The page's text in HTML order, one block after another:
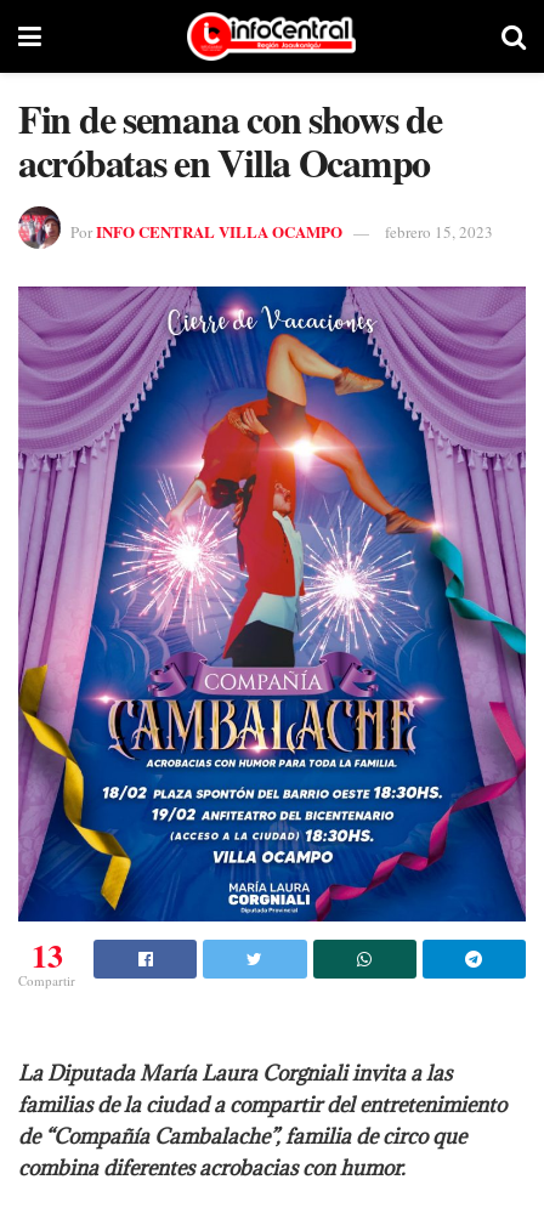
Fin de semana con shows de
acróbatas en Villa Ocampo
PorINFO CENTRAL VILLA OCAMPO febrero 15, 2023
13
Compartir
La Diputada María Laura Corgniali invita a las
familias de la ciudad a compartir del entretenimiento
de “Compañía Cambalache”, familia de circo que
combina diferentes acrobacias con humor.